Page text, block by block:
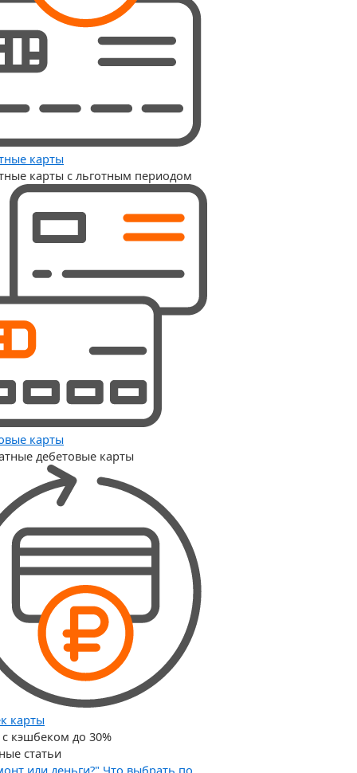
карты
карты с льготным периодом
карты
дебетовые карты
карты
кэшбеком до 30%
статьи